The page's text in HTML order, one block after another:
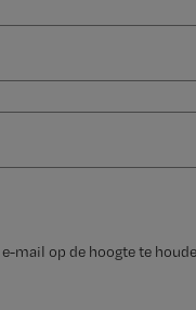
mail op de hoogte te